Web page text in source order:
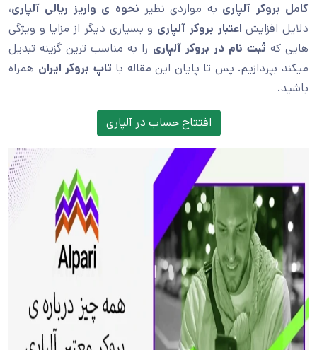
کامل بروکر آلپاری به مواردی نظیر نحوه ی واریز ریالی آلپاری،
دلایل افزایش اعتبار بروکر آلپاری و بسیاری دیگر از مزایا و ویژگی
هایی که ثبت نام در بروکر آلپاری را به مناسب ترین گزینه تبدیل
میکند بپردازیم. پس تا پایان این مقاله با تاپ بروکر ایران همراه
باشید.
افتتاح حساب در آلپاری